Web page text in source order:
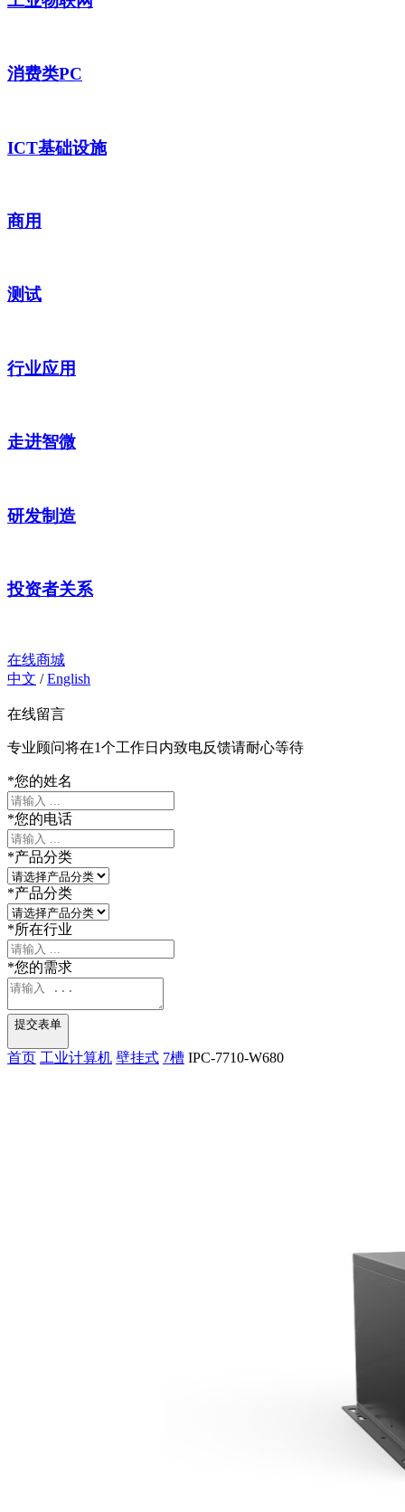
消费类PC
ICT基础设施
商用
测试
行业应用
走进智微
研发制造
投资者关系
在线商城
中文 /English
在线留言
专业顾问将在1个工作日内致电反馈请耐心等待
*您的姓名
*您的电话
*产品分类
*产品分类
*所在行业
*您的需求
提交表单
首页 工业计算机 壁挂式 7槽 IPC-7710-W680